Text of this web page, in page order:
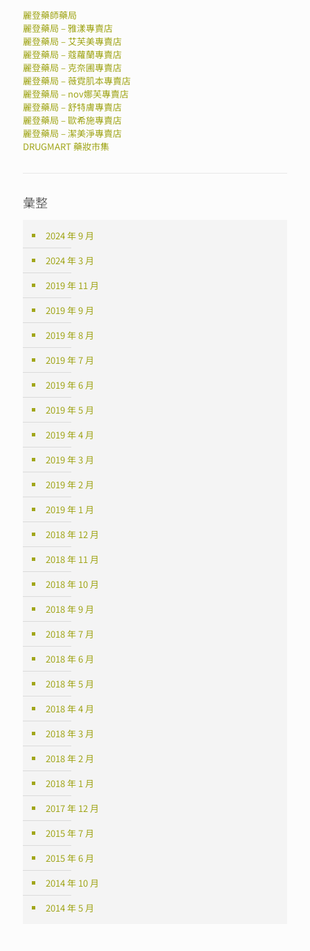
麗登藥師藥局
麗登藥局 – 雅漾專賣店
麗登藥局 – 艾芙美專賣店
麗登藥局 – 蔻蘿蘭專賣店
麗登藥局 – 克奈圃專賣店
麗登藥局 – 薇霓肌本專賣店
麗登藥局 – nov娜芙專賣店
麗登藥局 – 舒特膚專賣店
麗登藥局 – 歐希施專賣店
麗登藥局 – 潔美淨專賣店
DRUGMART 藥妝市集
彙整
2024 年 9 月
2024 年 3 月
2019 年 11 月
2019 年 9 月
2019 年 8 月
2019 年 7 月
2019 年 6 月
2019 年 5 月
2019 年 4 月
2019 年 3 月
2019 年 2 月
2019 年 1 月
2018 年 12 月
2018 年 11 月
2018 年 10 月
2018 年 9 月
2018 年 7 月
2018 年 6 月
2018 年 5 月
2018 年 4 月
2018 年 3 月
2018 年 2 月
2018 年 1 月
2017 年 12 月
2015 年 7 月
2015 年 6 月
2014 年 10 月
2014 年 5 月